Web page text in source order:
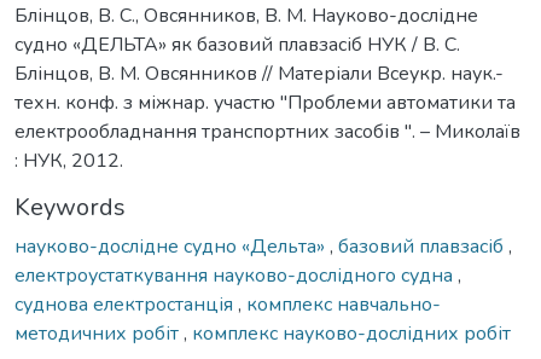
Блінцов, В. С., Овсянников, В. М. Науково-дослідне
судно «ДЕЛЬТА» як базовий плавзасіб НУК / В. С.
Блінцов, В. М. Овсянников // Матеріали Всеукр. наук.-
техн. конф. з міжнар. участю "Проблеми автоматики та
електрообладнання транспортних засобів ". – Миколаїв
: НУК, 2012.
Keywords
науково-дослідне судно «Дельта» , базовий плавзасіб ,
електроустаткування науково-дослідного судна ,
суднова електростанція , комплекс навчально-
методичних робіт, комплекс науково-дослідних робіт